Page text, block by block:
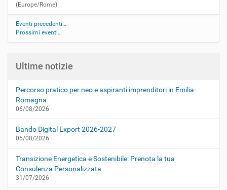
(Europe/Rome)
Eventi precedenti…
Prossimi eventi…
Ultime notizie
Percorso pratico per neo e aspiranti imprenditori in Emilia-
Romagna
06/08/2026
Bando Digital Export 2026-2027
05/08/2026
Transizione Energetica e Sostenibile: Prenota la tua
Consulenza Personalizzata
31/07/2026